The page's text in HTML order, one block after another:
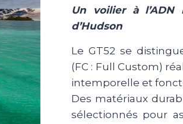
Un voilier à
d’Hudson
Le GT52 se
(FC : Full Custom)
intemporelle et
Des matériaux
sélectionnés pour